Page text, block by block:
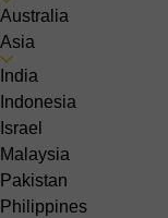
Australia
Asia
India
Indonesia
Israel
Malaysia
Pakistan
Philippines